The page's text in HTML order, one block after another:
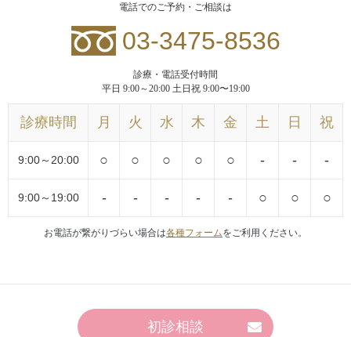
電話でのご予約・ご相談は
03-3475-8536
診療・電話受付時間
平日 9:00～20:00 土日祝 9:00〜19:00
診療時間 月 火 水 木 金 土 日 祝
9:00～20:00 ○ ○ ○ ○ ○ - - -
9:00～19:00 - - - - - ○ ○ ○
お電話が繋がりづらい場合は各種フォームをご利用ください。
初診相談